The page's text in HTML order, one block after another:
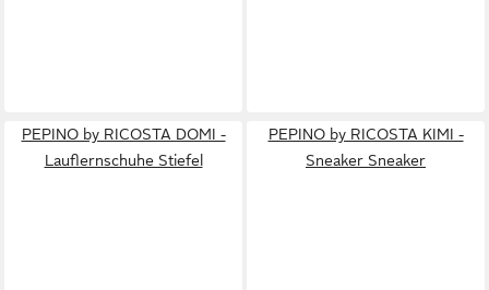
PEPINO by RICOSTA DOMI -
Lauflernschuhe Stiefel
PEPINO by RICOSTA KIMI -
Sneaker Sneaker